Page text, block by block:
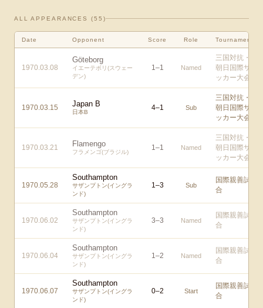
ALL APPEARANCES (55 )
Date Opponent Score Role Tournament
1970.03.08
Göteborg
イエーテボリ(スウェー
デン)
1–1 Named
三国対抗・
朝日国際サ
ッカー大会
1970.03.15 Japan B
日本B
4–1 Sub
三国対抗・
朝日国際サ
ッカー大会
1970.03.21 Flamengo
フラメンゴ(ブラジル)
1–1 Named
三国対抗・
朝日国際サ
ッカー大会
1970.05.28
Southampton
サザンプトン(イングラ
ンド)
1–3 Sub
国際親善試
合
1970.06.02
Southampton
サザンプトン(イングラ
ンド)
3–3 Named
国際親善試
合
1970.06.04
Southampton
サザンプトン(イングラ
ンド)
1–2 Named
国際親善試
合
1970.06.07
Southampton
サザンプトン(イングラ
ンド)
0–2 Start
国際親善試
合